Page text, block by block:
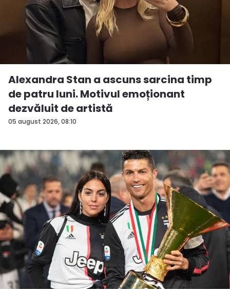
05 august 2026, 08:10
Alexandra Stan a ascuns sarcina timp
de patru luni. Motivul emoționant
dezvăluit de artistă